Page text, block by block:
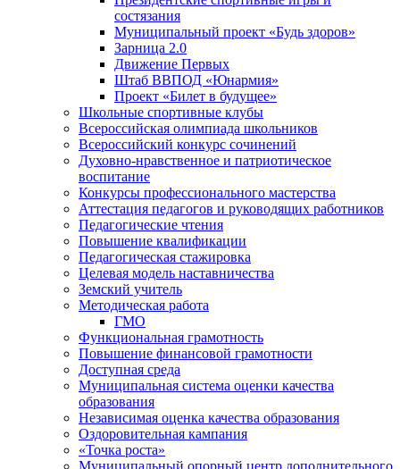
состязания
Муниципальный проект «Будь здоров»
Зарница 2.0
Движение Первых
Штаб ВВПОД «Юнармия»
Проект «Билет в будущее»
Школьные спортивные клубы
Всероссийская олимпиада школьников
Всероссийский конкурс сочинений
Духовно-нравственное и патриотическое
воспитание
Конкурсы профессионального мастерства
Аттестация педагогов и руководящих работников
Педагогические чтения
Повышение квалификации
Педагогическая стажировка
Целевая модель наставничества
Земский учитель
Методическая работа
ГМО
Функциональная грамотность
Повышение финансовой грамотности
Доступная среда
Муниципальная система оценки качества
образования
Независимая оценка качества образования
Оздоровительная кампания
«Точка роста»